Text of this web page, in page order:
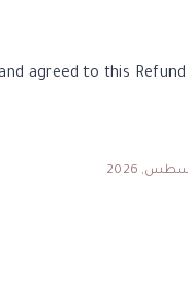
agreed to this Refund